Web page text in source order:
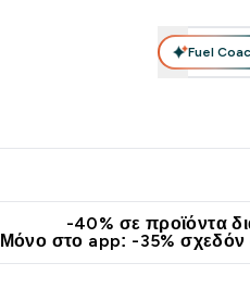
Fuel
-40% σε προϊόντα
Μόνο στο app: -35% σχεδόν